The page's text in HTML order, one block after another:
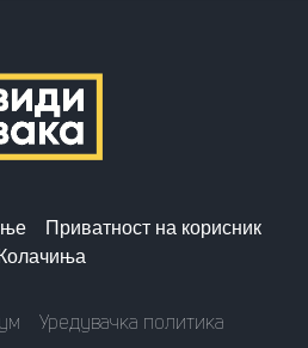
Приватност на корисник
Колачиња
Уредувачка политика